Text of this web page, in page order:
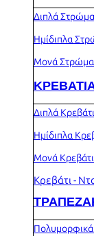
Διπλά
Ημίδιπλα
Μονά
Διπλά
Ημίδιπλα
Μονά
Κρεβάτι -
Πολυμορφικά